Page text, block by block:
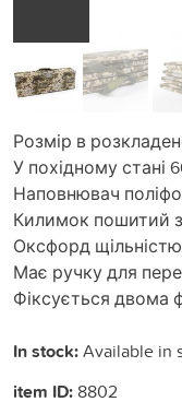
Розмір в
У похідному стані
Наповнювач
Килимок пошитий
Оксфорд
Має ручку для
Фіксується двома
In stock:Available in
item ID: 8802